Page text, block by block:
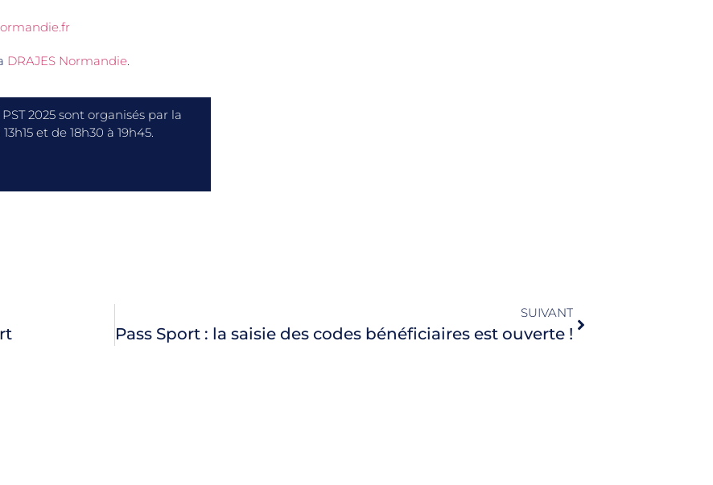
DRAJES Normandie.
2025 sont organisés par la
et de 18h30 à 19h45.
SUIVANT
Pass Sport : la saisie des codes bénéficiaires est ouverte !